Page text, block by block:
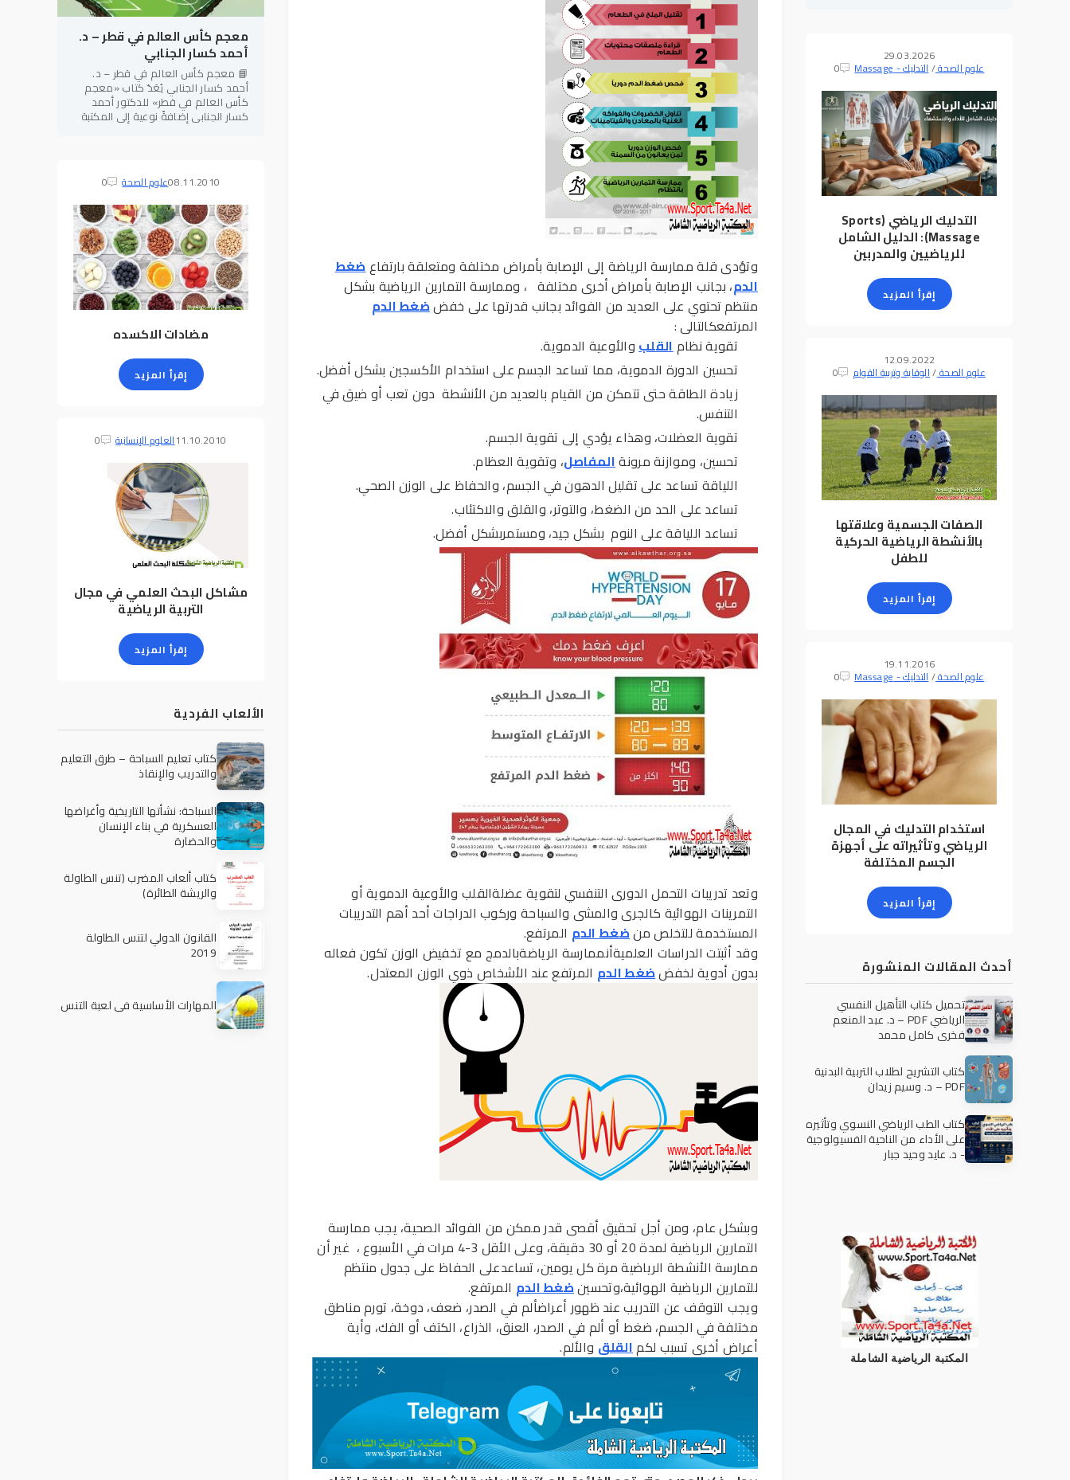
29.03.2026
علوم الصحة/التدليك - Massage 0
التدليك الرياضي (Sports
Massage): الدليل الشامل
للرياضيين والمدربين
إقرأ المزيد
12.09.2022
علوم الصحة/الوقاية وتربية القوام 0
الصفات الجسمية وعلاقتها
بالأنشطة الرياضية الحركية
للطفل
إقرأ المزيد
19.11.2016
علوم الصحة/التدليك - Massage 0
استخدام التدليك في المجال
الرياضي وتأثيراته على أجهزة
الجسم المختلفة
إقرأ المزيد
أحدث المقالات المنشورة
تحميل كتاب التأهيل النفسي
الرياضي PDF – د. عبد المنعم
فخري كامل محمد
كتاب التشريح لطلاب التربية البدنية
PDF – د. وسيم زيدان
كتاب الطب الرياضي النسوي وتأثيره
على الأداء من الناحية الفسيولوجية
- د. عايد وحيد جبار
المكتبة الرياضية الشاملة
وتؤدى قلة ممارسة الرياضة إلى الإصابة بأمراض مختلفة ومتعلقة بارتفاعضغط
الدم، بجانب الإصابة بأمراض أخرى مختلفة ، وممارسة التمارين الرياضية بشكل
منتظم تحتوي على العديد من الفوائد بجانب قدرتها على خفضضغط الدم
المرتفعكالتالى :
تقوية نظامالقلبوالأوعية الدموية.
تحسين الدورة الدموية، مما تساعد الجسم على استخدام الأكسجين بشكل أفضل.
زيادة الطاقة حتى تتمكن من القيام بالعديد من الأنشطة دون تعب أو ضيق في
التنفس.
تقوية العضلات، وهذاء يؤدي إلى تقوية الجسم.
تحسين، وموازنة مرونةالمفاصل، وتقوية العظام.
اللياقة تساعد على تقليل الدهون في الجسم، والحفاظ على الوزن الصحي.
تساعد على الحد من الضغط، والتوتر، والقلق والاكتئاب.
تساعد اللياقة على النوم بشكل جيد، ومستمربشكل أفضل.
وتعد تدريبات التحمل الدورى التنفسي لتقوية عضلةالقلب والأوعية الدموية أو
التمرينات الهوائية كالجرى والمشى والسباحة وركوب الدراجات أحد أهم التدريبات
المستخدمة للتخلص منضغط الدم المرتفع.
وقد أثبتت الدراسات العلميةأنممارسة الرياضةبالدمج مع تخفيض الوزن تكون فعاله
بدون أدوية لخفضضغط الدم المرتفع عند الأشخاص ذوي الوزن المعتدل.
وبشكل عام، ومن أجل تحقيق أقصى قدر ممكن من الفوائد الصحية، يجب ممارسة
التمارين الرياضية لمدة 20 أو 30 دقيقة، وعلى الأقل 3-4 مرات في الأسبوع ، غير أن
ممارسة الأنشطة الرياضية مرة كل يومين، تساعدعلى الحفاظ على جدول منتظم
للتمارين الرياضية الهوائية،وتحسينضغط الدم المرتفع.
ويجب التوقف عن التدريب عند ظهور أعراضألم في الصدر، ضعف، دوخة، تورم مناطق
مختلفة في الجسم، ضغط أو ألم في الصدر، العنق، الذراع، الكتف أو الفك، وأية
أعراض أخرى تسبب لكمالقلق والألم.
معجم كأس العالم في قطر – د.
أحمد كسار الجنابي
📘 معجم كأس العالم في قطر – د.
أحمد كسار الجنابي يُعَدّ كتاب «معجم
كأس العالم في قطر» للدكتور أحمد
كسار الجنابي إضافةً نوعية إلى المكتبة
08.11.2010علوم الصحة 0
مضادات الاكسده
إقرأ المزيد
11.10.2010العلوم الإنسانية 0
مشاكل البحث العلمي في مجال
التربية الرياضية
إقرأ المزيد
الألعاب الفردية
كتاب تعليم السباحة – طرق التعليم
والتدريب والإنقاذ
السباحة: نشأتها التاريخية وأغراضها
العسكرية في بناء الإنسان
والحضارة
كتاب ألعاب المضرب (تنس الطاولة
والريشة الطائرة)
القانون الدولي لتنس الطاولة
2019
المهارات الأساسية في لعبة التنس